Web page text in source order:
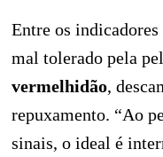
Entre os
mal tolerado pela
vermelhidão,
repuxamento. “Ao
sinais, o ideal é